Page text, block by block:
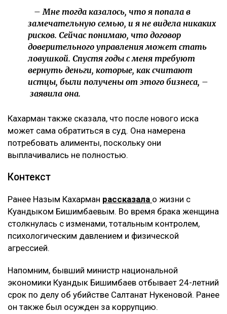
– Мне тогда казалось, что я попала в
замечательную семью, и я не видела никаких
рисков. Сейчас понимаю, что договор
доверительного управления может стать
ловушкой. Спустя годы с меня требуют
вернуть деньги, которые, как считают
истцы, были получены от этого бизнеса, –
заявила она.
Кахарман также сказала, что после нового иска
может сама обратиться в суд. Она намерена
потребовать алименты, поскольку они
выплачивались не полностью.
Контекст
Ранее Назым Кахарман рассказала о жизни с
Куандыком Бишимбаевым. Во время брака женщина
столкнулась с изменами, тотальным контролем,
психологическим давлением и физической
агрессией.
Напомним, бывший министр национальной
экономики Куандык Бишимбаев отбывает 24-летний
срок по делу об убийстве Салтанат Нукеновой. Ранее
он также был осужден за коррупцию.